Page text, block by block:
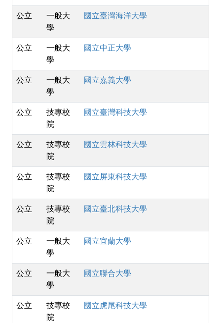
公立
一般大
學
國立臺灣海洋大學
公立
一般大
學
國立中正大學
公立
一般大
學
國立嘉義大學
公立
技專校
院
國立臺灣科技大學
公立
技專校
院
國立雲林科技大學
公立
技專校
院
國立屏東科技大學
公立
技專校
院
國立臺北科技大學
公立
一般大
學
國立宜蘭大學
公立
一般大
學
國立聯合大學
公立
技專校
院
國立虎尾科技大學